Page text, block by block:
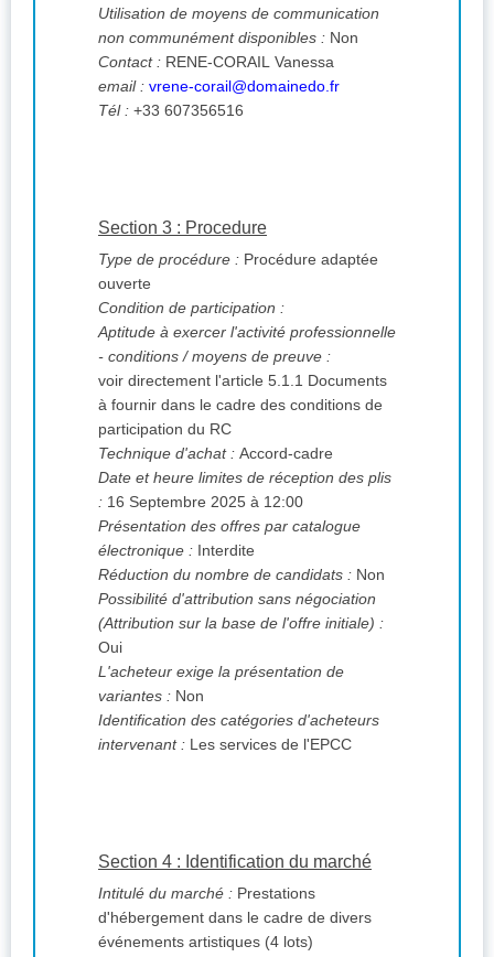
Utilisation de moyens de communication
non communément disponibles : Non
Contact : RENE-CORAIL Vanessa
email : vrene-corail@domainedo.fr
Tél : +33 607356516
Section 3 : Procedure
Type de procédure : Procédure adaptée
ouverte
Condition de participation :
Aptitude à exercer l'activité professionnelle
- conditions / moyens de preuve :
voir directement l'article 5.1.1 Documents
à fournir dans le cadre des conditions de
participation du RC
Technique d'achat : Accord-cadre
Date et heure limites de réception des plis
: 16 Septembre 2025 à 12:00
Présentation des offres par catalogue
électronique : Interdite
Réduction du nombre de candidats : Non
Possibilité d'attribution sans négociation
(Attribution sur la base de l'offre initiale) :
Oui
L'acheteur exige la présentation de
variantes : Non
Identification des catégories d'acheteurs
intervenant : Les services de l'EPCC
Section 4 : Identification du marché
Intitulé du marché : Prestations
d'hébergement dans le cadre de divers
événements artistiques (4 lots)